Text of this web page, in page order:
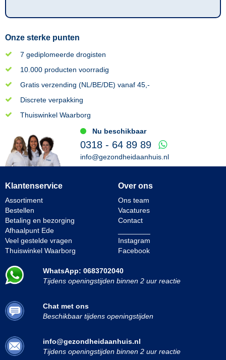
Onze sterke punten
7 gediplomeerde drogisten
10.000 producten voorradig
Gratis verzending (NL/BE/DE) vanaf 45,-
Discrete verpakking
Thuiswinkel Waarborg
Nu beschikbaar
0318 - 64 89 89
info@gezondheidaanhuis.nl
Klantenservice
Assortiment
Bestellen
Betaling en bezorging
Afhaalpunt Ede
Veel gestelde vragen
Thuiswinkel Waarborg
Over ons
Ons team
Vacatures
Contact
Instagram
Facebook
WhatsApp: 0683702040
Tijdens openingstijden binnen 2 uur reactie
Chat met ons
Beschikbaar tijdens openingstijden
info@gezondheidaanhuis.nl
Tijdens openingstijden binnen 2 uur reactie